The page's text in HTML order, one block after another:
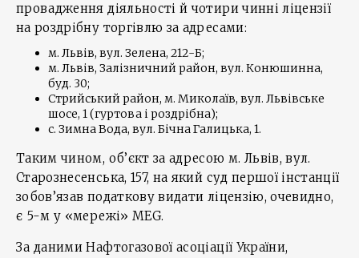
провадження діяльності й чотири чинні ліцензії
на роздрібну торгівлю за адресами:
м. Львів, вул. Зелена, 212-Б;
м. Львів, Залізничний район, вул. Конюшинна,
буд. 30;
Стрийський район, м. Миколаїв, вул. Львівське
шосе, 1 (гуртова і роздрібна);
с. Зимна Вода, вул. Бічна Галицька, 1.
Таким чином, об’єкт за адресою м. Львів, вул.
Старознесенська, 157, на який суд першої інстанції
зобов’язав податкову видати ліцензію, очевидно,
є 5-м у «мережі» MEG.
За даними Нафтогазової асоціації України,